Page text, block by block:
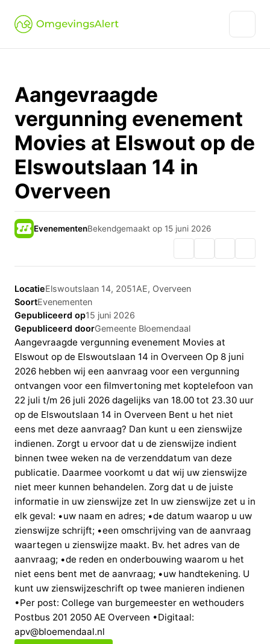
Aangevraagde
vergunning evenement
Movies at Elswout op de
Elswoutslaan 14 in
Overveen
EvenementenBekendgemaakt op 15 juni 2026
LocatieElswoutslaan 14, 2051AE, Overveen
SoortEvenementen
Gepubliceerd op15 juni 2026
Gepubliceerd doorGemeente Bloemendaal
Aangevraagde vergunning evenement Movies at
Elswout op de Elswoutslaan 14 in Overveen Op 8 juni
2026 hebben wij een aanvraag voor een vergunning
ontvangen voor een filmvertoning met koptelefoon van
22 juli t/m 26 juli 2026 dagelijks van 18.00 tot 23.30 uur
op de Elswoutslaan 14 in Overveen Bent u het niet
eens met deze aanvraag? Dan kunt u een zienswijze
indienen. Zorgt u ervoor dat u de zienswijze indient
binnen twee weken na de verzenddatum van deze
publicatie. Daarmee voorkomt u dat wij uw zienswijze
niet meer kunnen behandelen. Zorg dat u de juiste
informatie in uw zienswijze zet In uw zienswijze zet u in
elk geval: •uw naam en adres; •de datum waarop u uw
zienswijze schrijft; •een omschrijving van de aanvraag
waartegen u zienswijze maakt. Bv. het adres van de
aanvraag; •de reden en onderbouwing waarom u het
niet eens bent met de aanvraag; •uw handtekening. U
kunt uw zienswijzeschrift op twee manieren indienen
•Per post: College van burgemeester en wethouders
Postbus 201 2050 AE Overveen •Digitaal:
apv@bloemendaal.nl